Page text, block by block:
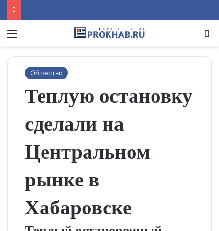
Menu
Общество
Теплую остановку
сделали на
Центральном
рынке в
Хабаровске